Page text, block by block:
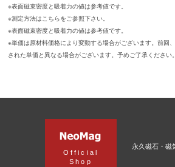
※表面磁束密度と吸着力の値は参考値です。
※測定方法はこちらをご参照下さい。
※表面磁束密度と吸着力の値は参考値です。
※単価は原材料価格により変動する場合がございます。前回
された単価と異なる場合がございます。予めご了承ください。
Official
Shop
永久磁石・磁